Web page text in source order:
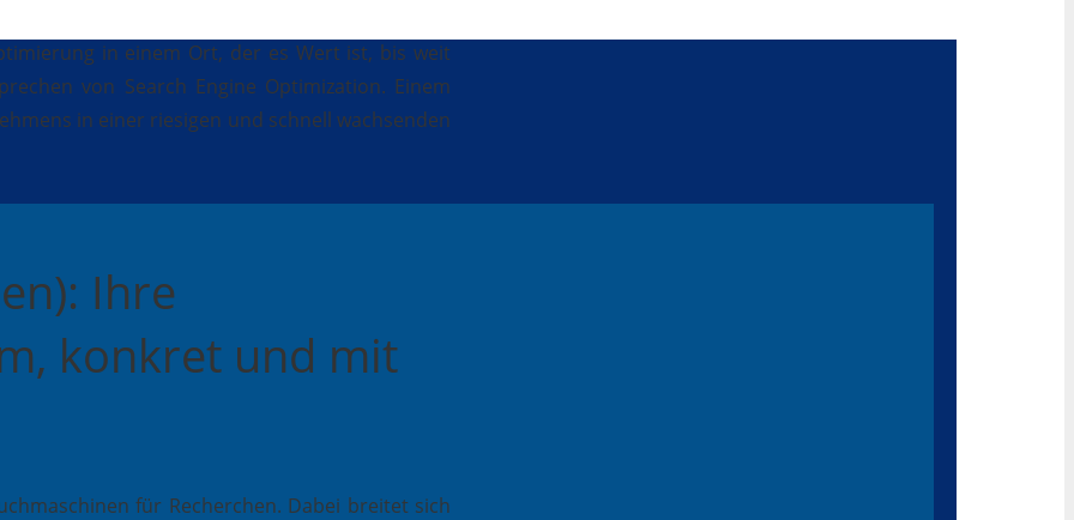
in einem Ort, der es Wert ist, bis weit
von Search Engine Optimization. Einem
in einer riesigen und schnell wachsenden
Ihre
konkret und mit
für Recherchen. Dabei breitet sich